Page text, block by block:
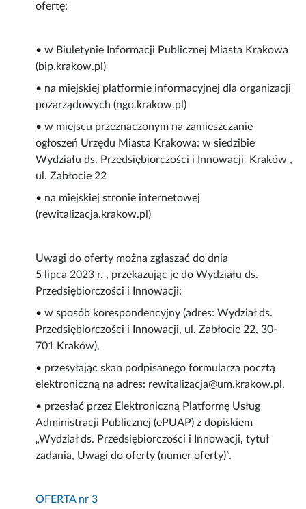
ofertę:
• w Biuletynie Informacji Publicznej Miasta Krakowa
(bip.krakow.pl)
• na miejskiej platformie informacyjnej dla organizacji
pozarządowych (ngo.krakow.pl)
• w miejscu przeznaczonym na zamieszczanie
ogłoszeń Urzędu Miasta Krakowa: w siedzibie
Wydziału ds. Przedsiębiorczości i Innowacji Kraków ,
ul. Zabłocie 22
• na miejskiej stronie internetowej
(rewitalizacja.krakow.pl)
Uwagi do oferty można zgłaszać do dnia
5 lipca 2023 r. , przekazując je do Wydziału ds.
Przedsiębiorczości i Innowacji:
• w sposób korespondencyjny (adres: Wydział ds.
Przedsiębiorczości i Innowacji, ul. Zabłocie 22, 30-
701 Kraków),
• przesyłając skan podpisanego formularza pocztą
elektroniczną na adres: rewitalizacja@um.krakow.pl,
• przesłać przez Elektroniczną Platformę Usług
Administracji Publicznej (ePUAP) z dopiskiem
„Wydział ds. Przedsiębiorczości i Innowacji, tytuł
zadania, Uwagi do oferty (numer oferty)”.
OFERTA nr 3